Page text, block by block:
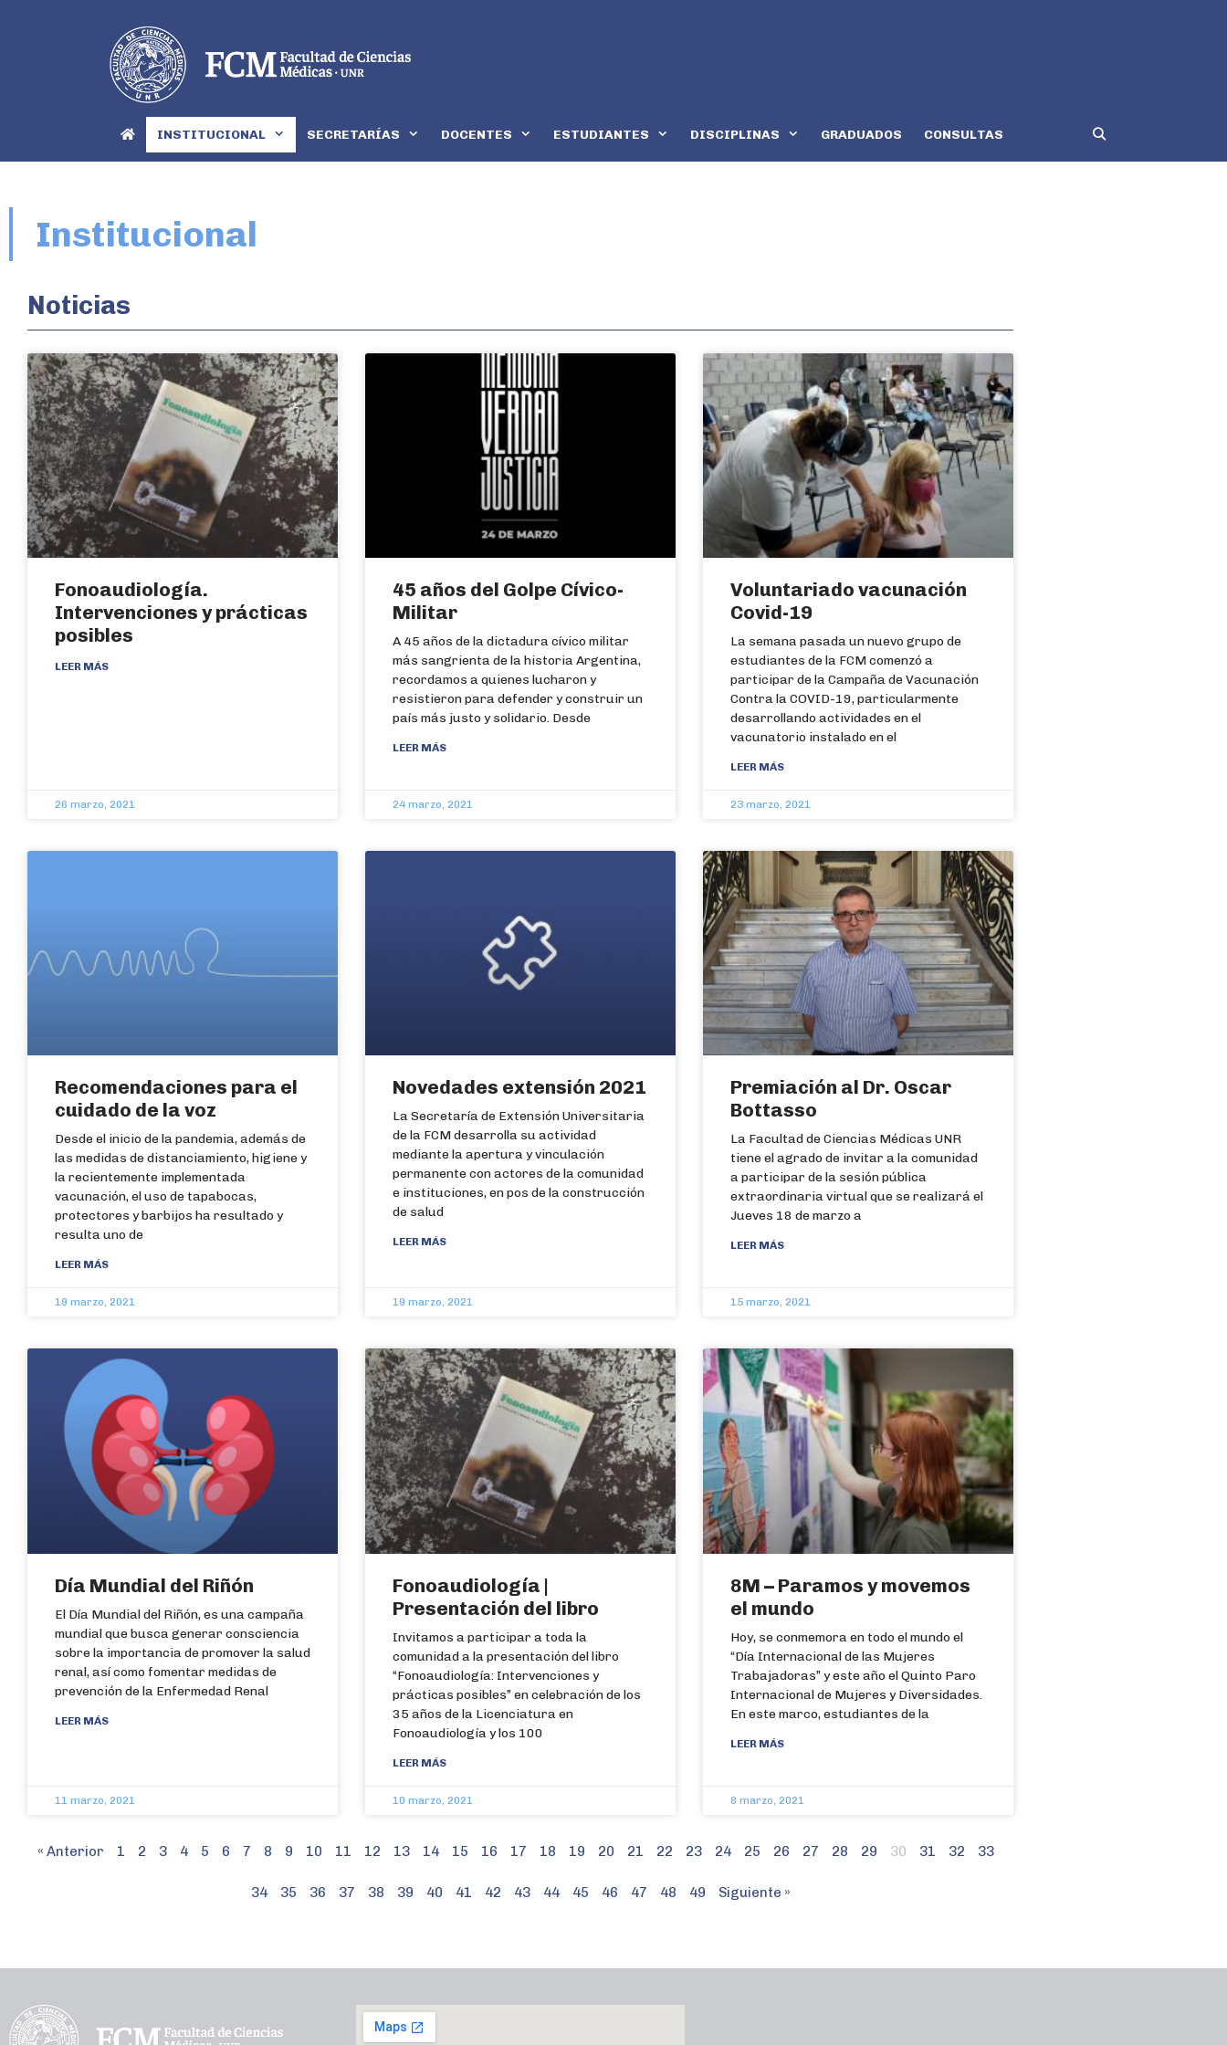
INSTITUCIONAL SECRETARÍAS DOCENTES ESTUDIANTES DISCIPLINAS GRADUADOS CONSULTAS
Institucional
Noticias
Fonoaudiología.
Intervenciones y prácticas
posibles
LEER MÁS
26 marzo, 2021
45 años del Golpe Cívico-
Militar
A 45 años de la dictadura cívico militar
más sangrienta de la historia Argentina,
recordamos a quienes lucharon y
resistieron para defender y construir un
país más justo y solidario. Desde
LEER MÁS
24 marzo, 2021
Voluntariado vacunación
Covid-19
La semana pasada un nuevo grupo de
estudiantes de la FCM comenzó a
participar de la Campaña de Vacunación
Contra la COVID-19, particularmente
desarrollando actividades en el
vacunatorio instalado en el
LEER MÁS
23 marzo, 2021
Recomendaciones para el
cuidado de la voz
Desde el inicio de la pandemia, además de
las medidas de distanciamiento, higiene y
la recientemente implementada
vacunación, el uso de tapabocas,
protectores y barbijos ha resultado y
resulta uno de
LEER MÁS
19 marzo, 2021
Novedades extensión 2021
La Secretaría de Extensión Universitaria
de la FCM desarrolla su actividad
mediante la apertura y vinculación
permanente con actores de la comunidad
e instituciones, en pos de la construcción
de salud
LEER MÁS
19 marzo, 2021
Premiación al Dr. Oscar
Bottasso
La Facultad de Ciencias Médicas UNR
tiene el agrado de invitar a la comunidad
a participar de la sesión pública
extraordinaria virtual que se realizará el
Jueves 18 de marzo a
LEER MÁS
15 marzo, 2021
Día Mundial del Riñón
El Día Mundial del Riñón, es una campaña
mundial que busca generar consciencia
sobre la importancia de promover la salud
renal, así como fomentar medidas de
prevención de la Enfermedad Renal
LEER MÁS
11 marzo, 2021
Fonoaudiología |
Presentación del libro
Invitamos a participar a toda la
comunidad a la presentación del libro
“Fonoaudiología: Intervenciones y
prácticas posibles” en celebración de los
35 años de la Licenciatura en
Fonoaudiología y los 100
LEER MÁS
10 marzo, 2021
8M – Paramos y movemos
el mundo
Hoy, se conmemora en todo el mundo el
“Día Internacional de las Mujeres
Trabajadoras” y este año el Quinto Paro
Internacional de Mujeres y Diversidades.
En este marco, estudiantes de la
LEER MÁS
8 marzo, 2021
« Anterior 1 2 3 4 5 6 7 8 9 10 11 12 13 14 15 16 17 18 19 20 21 22 23 24 25 26 27 28 29 30 31 32 33
34 35 36 37 38 39 40 41 42 43 44 45 46 47 48 49 Siguiente »